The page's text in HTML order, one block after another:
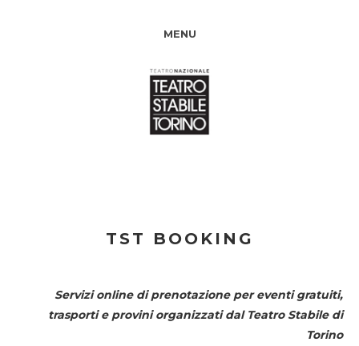
MENU
TST BOOKING
Servizi online di prenotazione per eventi gratuiti,
trasporti e provini organizzati dal Teatro Stabile di
Torino